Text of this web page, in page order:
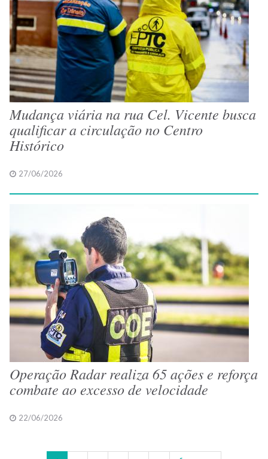
Mudança viária na rua Cel. Vicente busca
qualificar a circulação no Centro
Histórico
27/06/2026
Operação Radar realiza 65 ações e reforça
combate ao excesso de velocidade
22/06/2026